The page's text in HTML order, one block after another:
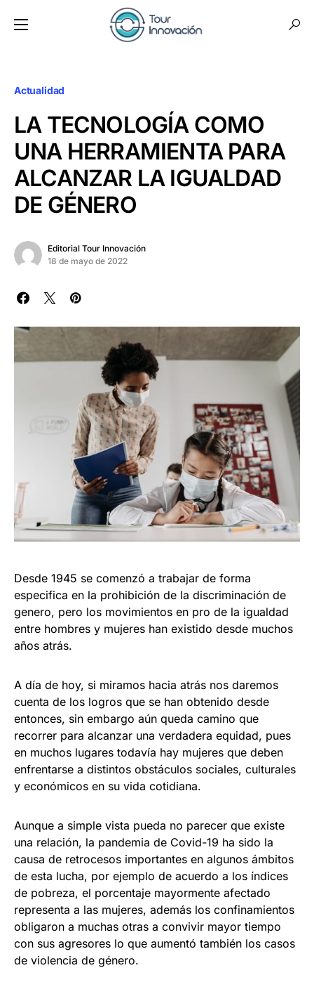
Actualidad
LA TECNOLOGÍA COMO
UNA HERRAMIENTA PARA
ALCANZAR LA IGUALDAD
DE GÉNERO
Editorial Tour Innovación
18 de mayo de 2022
Desde 1945 se comenzó a trabajar de forma
especifica en la prohibición de la discriminación de
genero, pero los movimientos en pro de la igualdad
entre hombres y mujeres han existido desde muchos
años atrás.
A día de hoy, si miramos hacia atrás nos daremos
cuenta de los logros que se han obtenido desde
entonces, sin embargo aún queda camino que
recorrer para alcanzar una verdadera equidad, pues
en muchos lugares todavía hay mujeres que deben
enfrentarse a distintos obstáculos sociales, culturales
y económicos en su vida cotidiana.
Aunque a simple vista pueda no parecer que existe
una relación, la pandemia de Covid-19 ha sido la
causa de retrocesos importantes en algunos ámbitos
de esta lucha, por ejemplo de acuerdo a los índices
de pobreza, el porcentaje mayormente afectado
representa a las mujeres, además los confinamientos
obligaron a muchas otras a convivir mayor tiempo
con sus agresores lo que aumentó también los casos
de violencia de género.